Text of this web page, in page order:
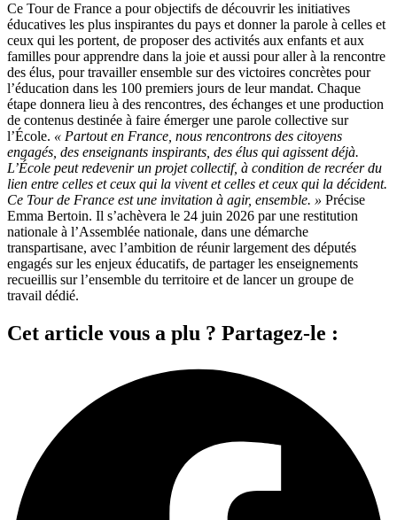
Ce Tour de France a pour objectifs de découvrir les initiatives
éducatives les plus inspirantes du pays et donner la parole à celles et
ceux qui les portent, de proposer des activités aux enfants et aux
familles pour apprendre dans la joie et aussi pour aller à la rencontre
des élus, pour travailler ensemble sur des victoires concrètes pour
l’éducation dans les 100 premiers jours de leur mandat. Chaque
étape donnera lieu à des rencontres, des échanges et une production
de contenus destinée à faire émerger une parole collective sur
l’École. « Partout en France, nous rencontrons des citoyens
engagés, des enseignants inspirants, des élus qui agissent déjà.
L’École peut redevenir un projet collectif, à condition de recréer du
lien entre celles et ceux qui la vivent et celles et ceux qui la décident.
Ce Tour de France est une invitation à agir, ensemble. » Précise
Emma Bertoin. Il s’achèvera le 24 juin 2026 par une restitution
nationale à l’Assemblée nationale, dans une démarche
transpartisane, avec l’ambition de réunir largement des députés
engagés sur les enjeux éducatifs, de partager les enseignements
recueillis sur l’ensemble du territoire et de lancer un groupe de
travail dédié.
Cet article vous a plu ? Partagez-le :